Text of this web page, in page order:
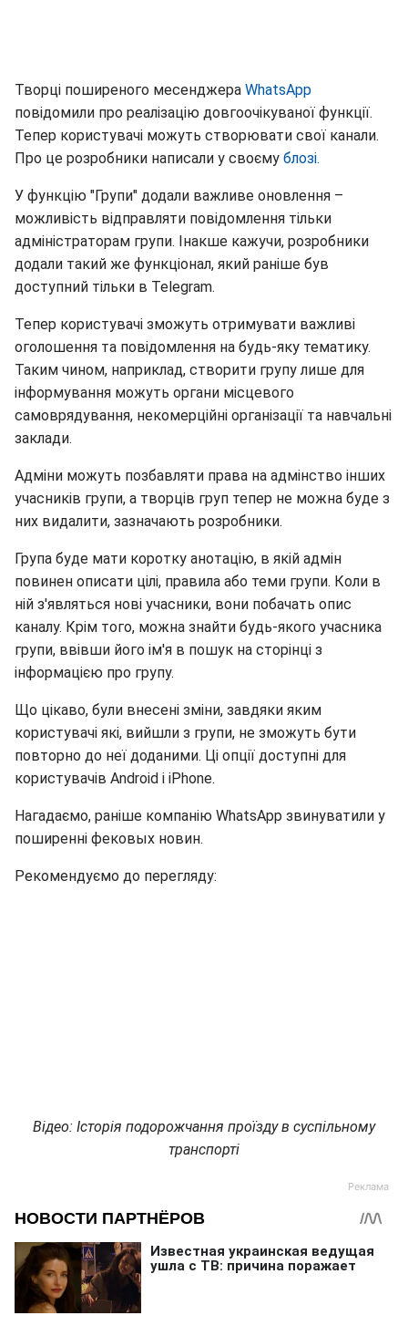
Творці поширеного месенджера WhatsApp
повідомили про реалізацію довгоочікуваної функції.
Тепер користувачі можуть створювати свої канали.
Про це розробники написали у своєму блозі.
У функцію "Групи" додали важливе оновлення –
можливість відправляти повідомлення тільки
адміністраторам групи. Інакше кажучи, розробники
додали такий же функціонал, який раніше був
доступний тільки в Telegram.
Тепер користувачі зможуть отримувати важливі
оголошення та повідомлення на будь-яку тематику.
Таким чином, наприклад, створити групу лише для
інформування можуть органи місцевого
самоврядування, некомерційні організації та навчальні
заклади.
Адміни можуть позбавляти права на адмінство інших
учасників групи, а творців груп тепер не можна буде з
них видалити, зазначають розробники.
Група буде мати коротку анотацію, в якій адмін
повинен описати цілі, правила або теми групи. Коли в
ній з'являться нові учасники, вони побачать опис
каналу. Крім того, можна знайти будь-якого учасника
групи, ввівши його ім'я в пошук на сторінці з
інформацією про групу.
Що цікаво, були внесені зміни, завдяки яким
користувачі які, вийшли з групи, не зможуть бути
повторно до неї доданими. Ці опції доступні для
користувачів Android і iPhone.
Нагадаємо, раніше компанію WhatsApp звинуватили у
поширенні фековых новин.
Рекомендуємо до перегляду:
Відео: Історія подорожчання проїзду в суспільному
транспорті